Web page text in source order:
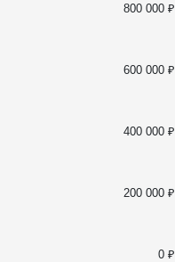
0 ₽
200 000 ₽
400 000 ₽
600 000 ₽
800 000 ₽